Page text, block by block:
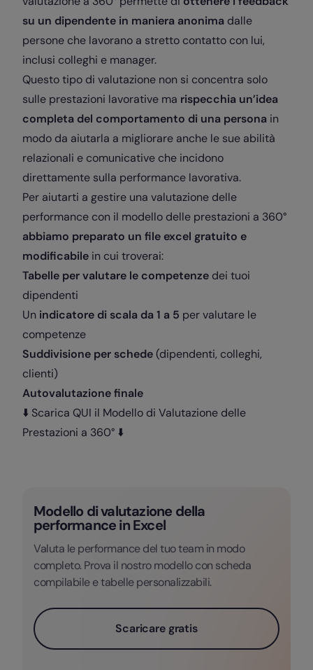
su un dipendente in maniera anonima dalle
persone che lavorano a stretto contatto con lui,
inclusi colleghi e manager.
Questo tipo di valutazione non si concentra solo
sulle prestazioni lavorative ma rispecchia un’idea
completa del comportamento di una persona in
modo da aiutarla a migliorare anche le sue abilità
relazionali e comunicative che incidono
direttamente sulla performance lavorativa.
Per aiutarti a gestire una valutazione delle
performance con il modello delle prestazioni a 360°
abbiamo preparato un file excel gratuito e
modificabile in cui troverai:
Tabelle per valutare le competenze dei tuoi
dipendenti
Un indicatore di scala da 1 a 5 per valutare le
competenze
Suddivisione per schede (dipendenti, colleghi,
clienti)
Autovalutazione finale
⬇️ Scarica QUI il Modello di Valutazione delle
Prestazioni a 360° ⬇️
Modello di valutazione della
performance in Excel
Valuta le performance del tuo team in modo
completo. Prova il nostro modello con scheda
compilabile e tabelle personalizzabili.
Scaricare gratis